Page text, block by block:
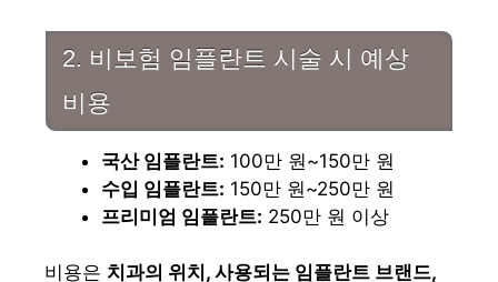
2. 비보험 임플란트 시술 시 예상
비용
국산 임플란트: 100만 원~150만 원
수입 임플란트: 150만 원~250만 원
프리미엄 임플란트: 250만 원 이상
비용은 치과의 위치, 사용되는 임플란트 브랜드,